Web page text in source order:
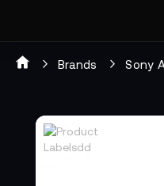
Brands Sony
Zum
Ende
der
Zum
Anfang
der